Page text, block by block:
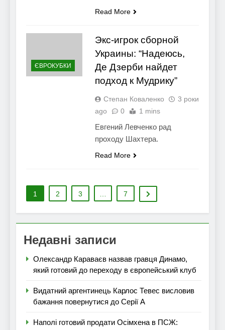
Read More
ЄВРОКУБКИ
Экс-игрок сборной
Украины: “Надеюсь,
Де Дзерби найдет
подход к Мудрику”
Степан Коваленко
3 роки
ago
0 1 mins
Евгений Левченко рад
проходу Шахтера.
Read More
1 2 3 7
Недавні записи
Олександр Караваєв назвав гравця Динамо,
який готовий до переходу в європейський клуб
Видатний аргентинець Карлос Тевес висловив
бажання повернутися до Серії А
Наполі готовий продати Осімхена в ПСЖ: